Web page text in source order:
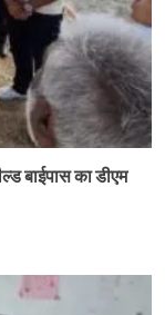
बाईपास का डीएम